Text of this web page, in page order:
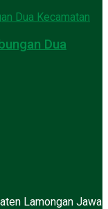
Dua
Lamongan Jawa